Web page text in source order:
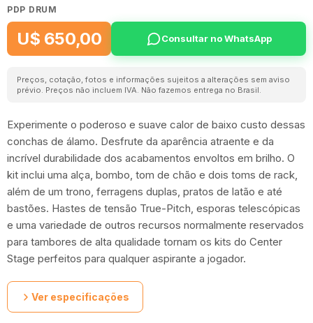
PDP DRUM
U$ 650,00 Consultar no WhatsApp
Preços, cotação, fotos e informações sujeitos a alterações sem aviso
prévio. Preços não incluem IVA. Não fazemos entrega no Brasil.
Experimente o poderoso e suave calor de baixo custo dessas
conchas de álamo. Desfrute da aparência atraente e da
incrível durabilidade dos acabamentos envoltos em brilho. O
kit inclui uma alça, bombo, tom de chão e dois toms de rack,
além de um trono, ferragens duplas, pratos de latão e até
bastões. Hastes de tensão True-Pitch, esporas telescópicas
e uma variedade de outros recursos normalmente reservados
para tambores de alta qualidade tornam os kits do Center
Stage perfeitos para qualquer aspirante a jogador.
Ver especificações